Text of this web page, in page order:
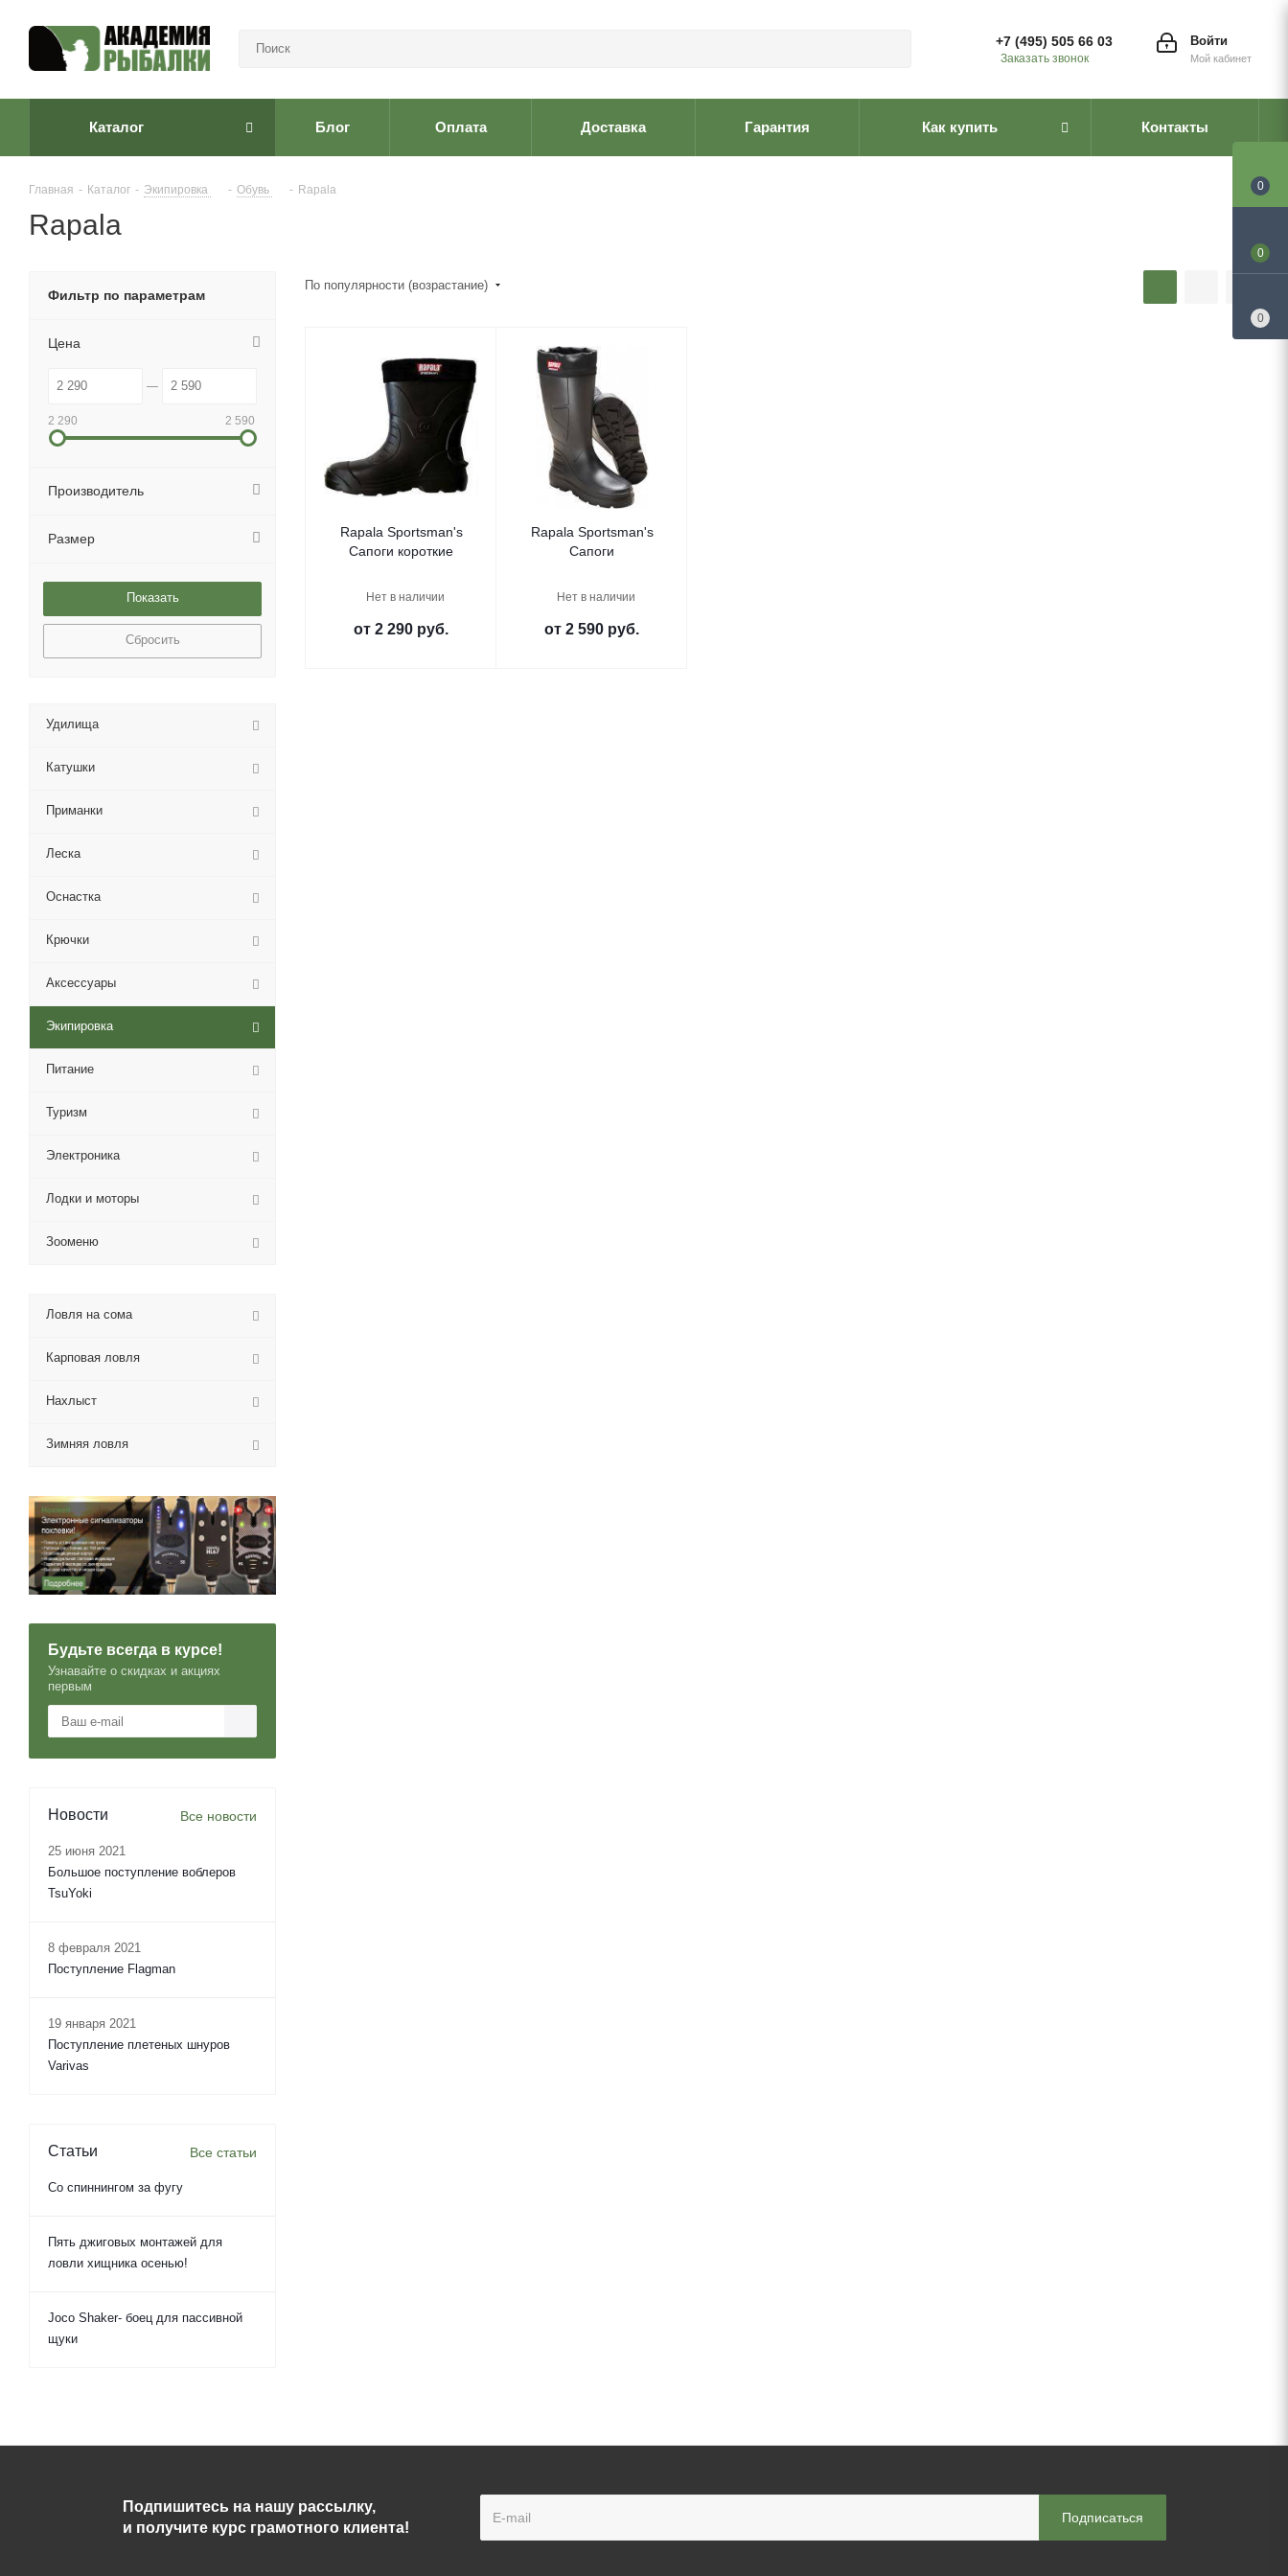
Войти
Мой кабинет
+7 (495) 505 66 03
Заказать звонок
Каталог Блог Оплата Доставка Гарантия Как купить Контакты
Главная - Каталог - Экипировка - Обувь - Rapala
Rapala
По популярности (возрастание)
Rapala Sportsman's
Сапоги короткие
Нет в наличии
от2 290 руб.
Rapala Sportsman's
Сапоги
Нет в наличии
от2 590 руб.
Фильтр по параметрам
Цена
2 290 2 590
Производитель
Размер
Сбросить
Удилища
Катушки
Приманки
Леска
Оснастка
Крючки
Аксессуары
Экипировка
Питание
Туризм
Электроника
Лодки и моторы
Зооменю
Ловля на сома
Карповая ловля
Нахлыст
Зимняя ловля
Будьте всегда в курсе!
Узнавайте о скидках и акциях
первым
Новости Все новости
25 июня 2021
Большое поступление воблеров
TsuYoki
8 февраля 2021
Поступление Flagman
19 января 2021
Поступление плетеных шнуров
Varivas
Статьи Все статьи
Со спиннингом за фугу
Пять джиговых монтажей для
ловли хищника осенью!
Joco Shaker- боец для пассивной
щуки
Подпишитесь на нашу рассылку,
и получите курс грамотного клиента!
0
0
0